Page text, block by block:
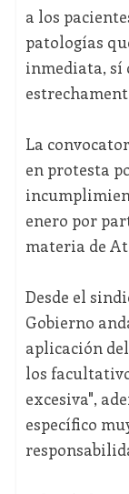
a los
patologías
inmediata, sí
La
en protesta
enero por
materia de
Desde el
Gobierno
aplicación
los
excesiva",
específico